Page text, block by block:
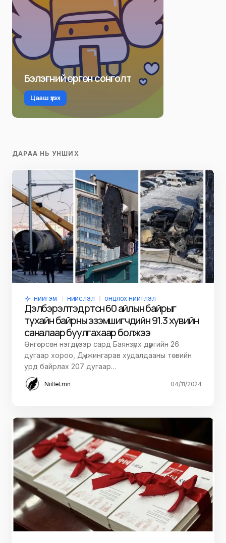
Бэлэгний өргөн сонголт
Цааш үзэх
ДАРАА НЬ УНШИХ
НИЙГЭМ НИЙСЛЭЛ ОНЦЛОХ НИЙТЛЭЛ
Дэлбэрэлтэд өртсөн 60 айлын байрыг
тухайн байрны эзэмшигчдийн 91.3 хувийн
саналаар буулгахаар болжээ
Өнгөрсөн нэгдүгээр сард Баянзүрх дүүргийн 26
дугаар хороо, Дүнжингарав худалдааны төвийн
урд байрлах 207 дугаар…
Niitlel.mn 04/11/2024